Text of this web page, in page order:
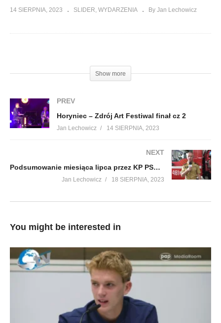
14 SIERPNIA, 2023 SLIDER WYDARZENIA By Jan Lechowicz
Show more
PREV
Horyniec – Zdrój Art Festiwal finał cz 2
Jan Lechowicz 14 SIERPNIA, 2023
NEXT
Podsumowanie miesiąca lipca przez KP PSP w Lubaczowie
Jan Lechowicz 18 SIERPNIA, 2023
You might be interested in